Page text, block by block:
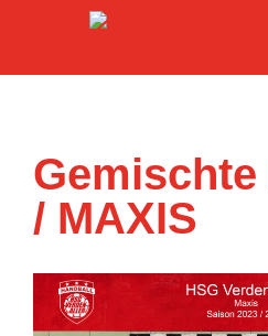
/ MAXIS